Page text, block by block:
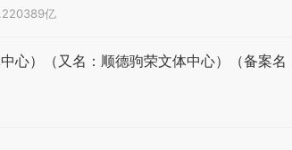
亿
心）（又名：顺德驹荣文体中心）（备案